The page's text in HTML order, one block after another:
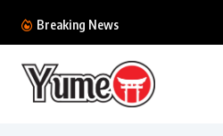
Breaking News